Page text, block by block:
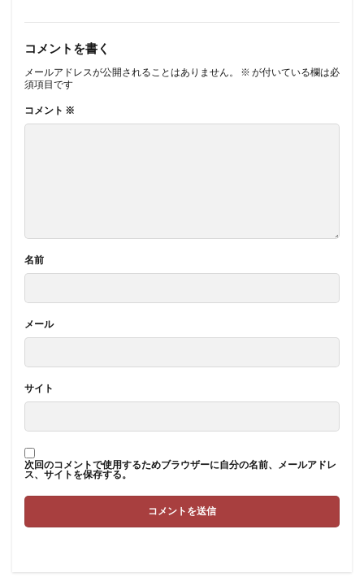
コメントを書く
メールアドレスが公開されることはありません。 ※ が付いている欄は必
須項目です
コメント ※
名前
メール
サイト
次回のコメントで使用するためブラウザーに自分の名前、メールアドレ
ス、サイトを保存する。